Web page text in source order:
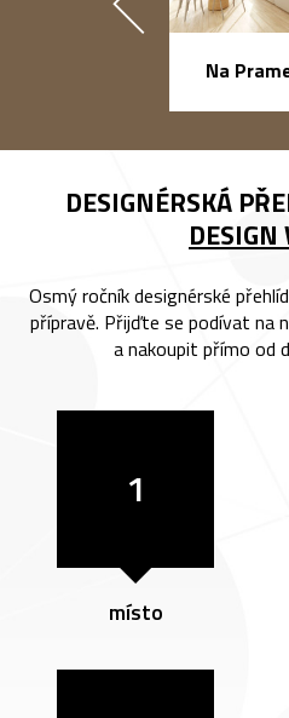
Na
DESIGNÉRSKÁ
DESIGN
Osmý ročník designérské
přípravě. Přijďte se podívat na
a nakoupit přímo od
1
místo